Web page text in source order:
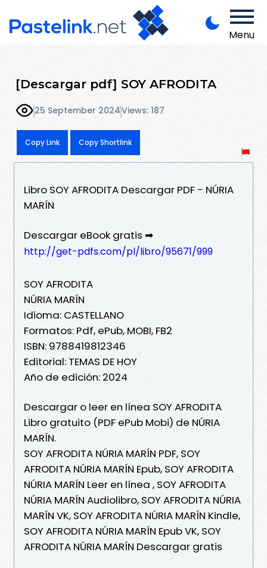
Menu
[Descargar pdf] SOY AFRODITA
25 September 2024Views: 187
Copy Link Copy Shortlink
Libro SOY AFRODITA Descargar PDF - NÚRIA
MARÍN
Descargar eBook gratis ➡
http://get-pdfs.com/pl/libro/95671/999
SOY AFRODITA
NÚRIA MARÍN
Idioma: CASTELLANO
Formatos: Pdf, ePub, MOBI, FB2
ISBN: 9788419812346
Editorial: TEMAS DE HOY
Año de edición: 2024
Descargar o leer en línea SOY AFRODITA
Libro gratuito (PDF ePub Mobi) de NÚRIA
MARÍN.
SOY AFRODITA NÚRIA MARÍN PDF, SOY
AFRODITA NÚRIA MARÍN Epub, SOY AFRODITA
NÚRIA MARÍN Leer en línea , SOY AFRODITA
NÚRIA MARÍN Audiolibro, SOY AFRODITA NÚRIA
MARÍN VK, SOY AFRODITA NÚRIA MARÍN Kindle,
SOY AFRODITA NÚRIA MARÍN Epub VK, SOY
AFRODITA NÚRIA MARÍN Descargar gratis